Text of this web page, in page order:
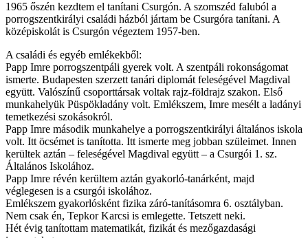
1965 őszén kezdtem el tanítani Csurgón. A szomszéd faluból a
porrogszentkirályi családi házból jártam be Csurgóra tanítani. A
középiskolát is Csurgón végeztem 1957-ben.
A családi és egyéb emlékekből:
Papp Imre porrogszentpáli gyerek volt. A szentpáli rokonságomat
ismerte. Budapesten szerzett tanári diplomát feleségével Magdival
együtt. Valószínű csoporttársak voltak rajz-földrajz szakon. Első
munkahelyük Püspökladány volt. Emlékszem, Imre mesélt a ladányi
temetkezési szokásokról.
Papp Imre második munkahelye a porrogszentkirályi általános iskola
volt. Itt öcsémet is tanította. Itt ismerte meg jobban szüleimet. Innen
kerültek aztán – feleségével Magdival együtt – a Csurgói 1. sz.
Általános Iskolához.
Papp Imre révén kerültem aztán gyakorló-tanárként, majd
véglegesen is a csurgói iskolához.
Emlékszem gyakorlósként fizika záró-tanításomra 6. osztályban.
Nem csak én, Tepkor Karcsi is emlegette. Tetszett neki.
Hét évig tanítottam matematikát, fizikát és mezőgazdasági